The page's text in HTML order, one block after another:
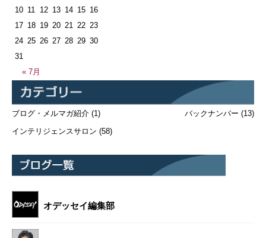
« 7月
10 11 12 13 14 15 16
17 18 19 20 21 22 23
24 25 26 27 28 29 30
31
ブログ・メルマガ紹介 (1)
インテリジェンスサロン (58)
バックナンバー (13)
オデッセイ編集部